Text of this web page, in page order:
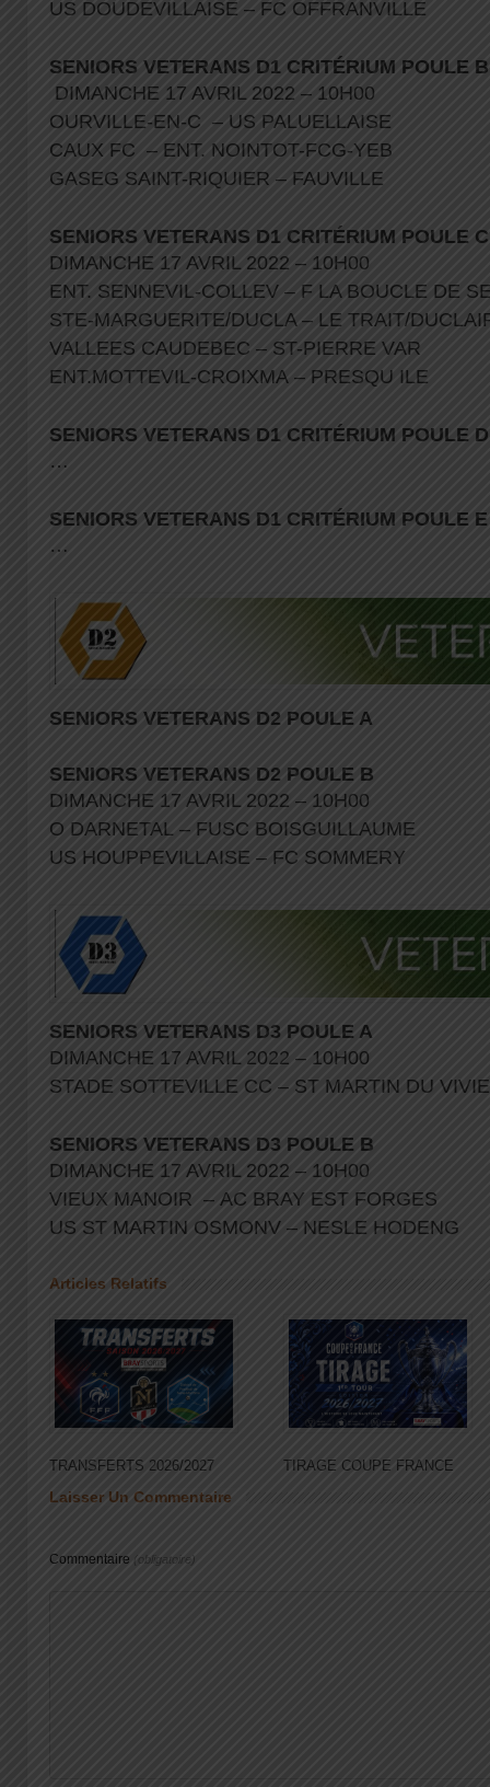
US DOUDEVILLAISE – FC OFFRANVILLE
SENIORS VETERANS D1 CRITÉRIUM POULE B
DIMANCHE 17 AVRIL 2022 – 10H00
OURVILLE-EN-C – US PALUELLAISE
CAUX FC – ENT. NOINTOT-FCG-YEB
GASEG SAINT-RIQUIER – FAUVILLE
SENIORS VETERANS D1 CRITÉRIUM POULE C
DIMANCHE 17 AVRIL 2022 – 10H00
ENT. SENNEVIL-COLLEV – F LA BOUCLE DE
STE-MARGUERITE/DUCLA – LE TRAIT/
VALLEES CAUDEBEC – ST-PIERRE VAR
ENT.MOTTEVIL-CROIXMA – PRESQU ILE
SENIORS VETERANS D1 CRITÉRIUM POULE D
…
SENIORS VETERANS D1 CRITÉRIUM POULE E
…
SENIORS VETERANS D2 POULE A
SENIORS VETERANS D2 POULE B
DIMANCHE 17 AVRIL 2022 – 10H00
O DARNETAL – FUSC BOISGUILLAUME
US HOUPPEVILLAISE – FC SOMMERY
SENIORS VETERANS D3 POULE A
DIMANCHE 17 AVRIL 2022 – 10H00
STADE SOTTEVILLE CC – ST MARTIN DU
SENIORS VETERANS D3 POULE B
DIMANCHE 17 AVRIL 2022 – 10H00
VIEUX MANOIR – AC BRAY EST FORGES
US ST MARTIN OSMONV – NESLE HODENG
Articles Relatifs
TRANSFERTS 2026/2027 TIRAGE COUPE FRANCE
Laisser Un Commentaire
Commentaire (obligatoire)